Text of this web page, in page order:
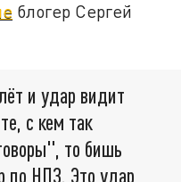
блогер Сергей
и удар видит
с кем так
то бишь
по НПЗ. Это удар